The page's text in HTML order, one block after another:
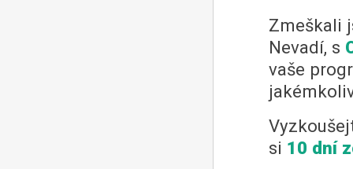
Zmeškali
Nevadí, s
vaše
si 10 dní